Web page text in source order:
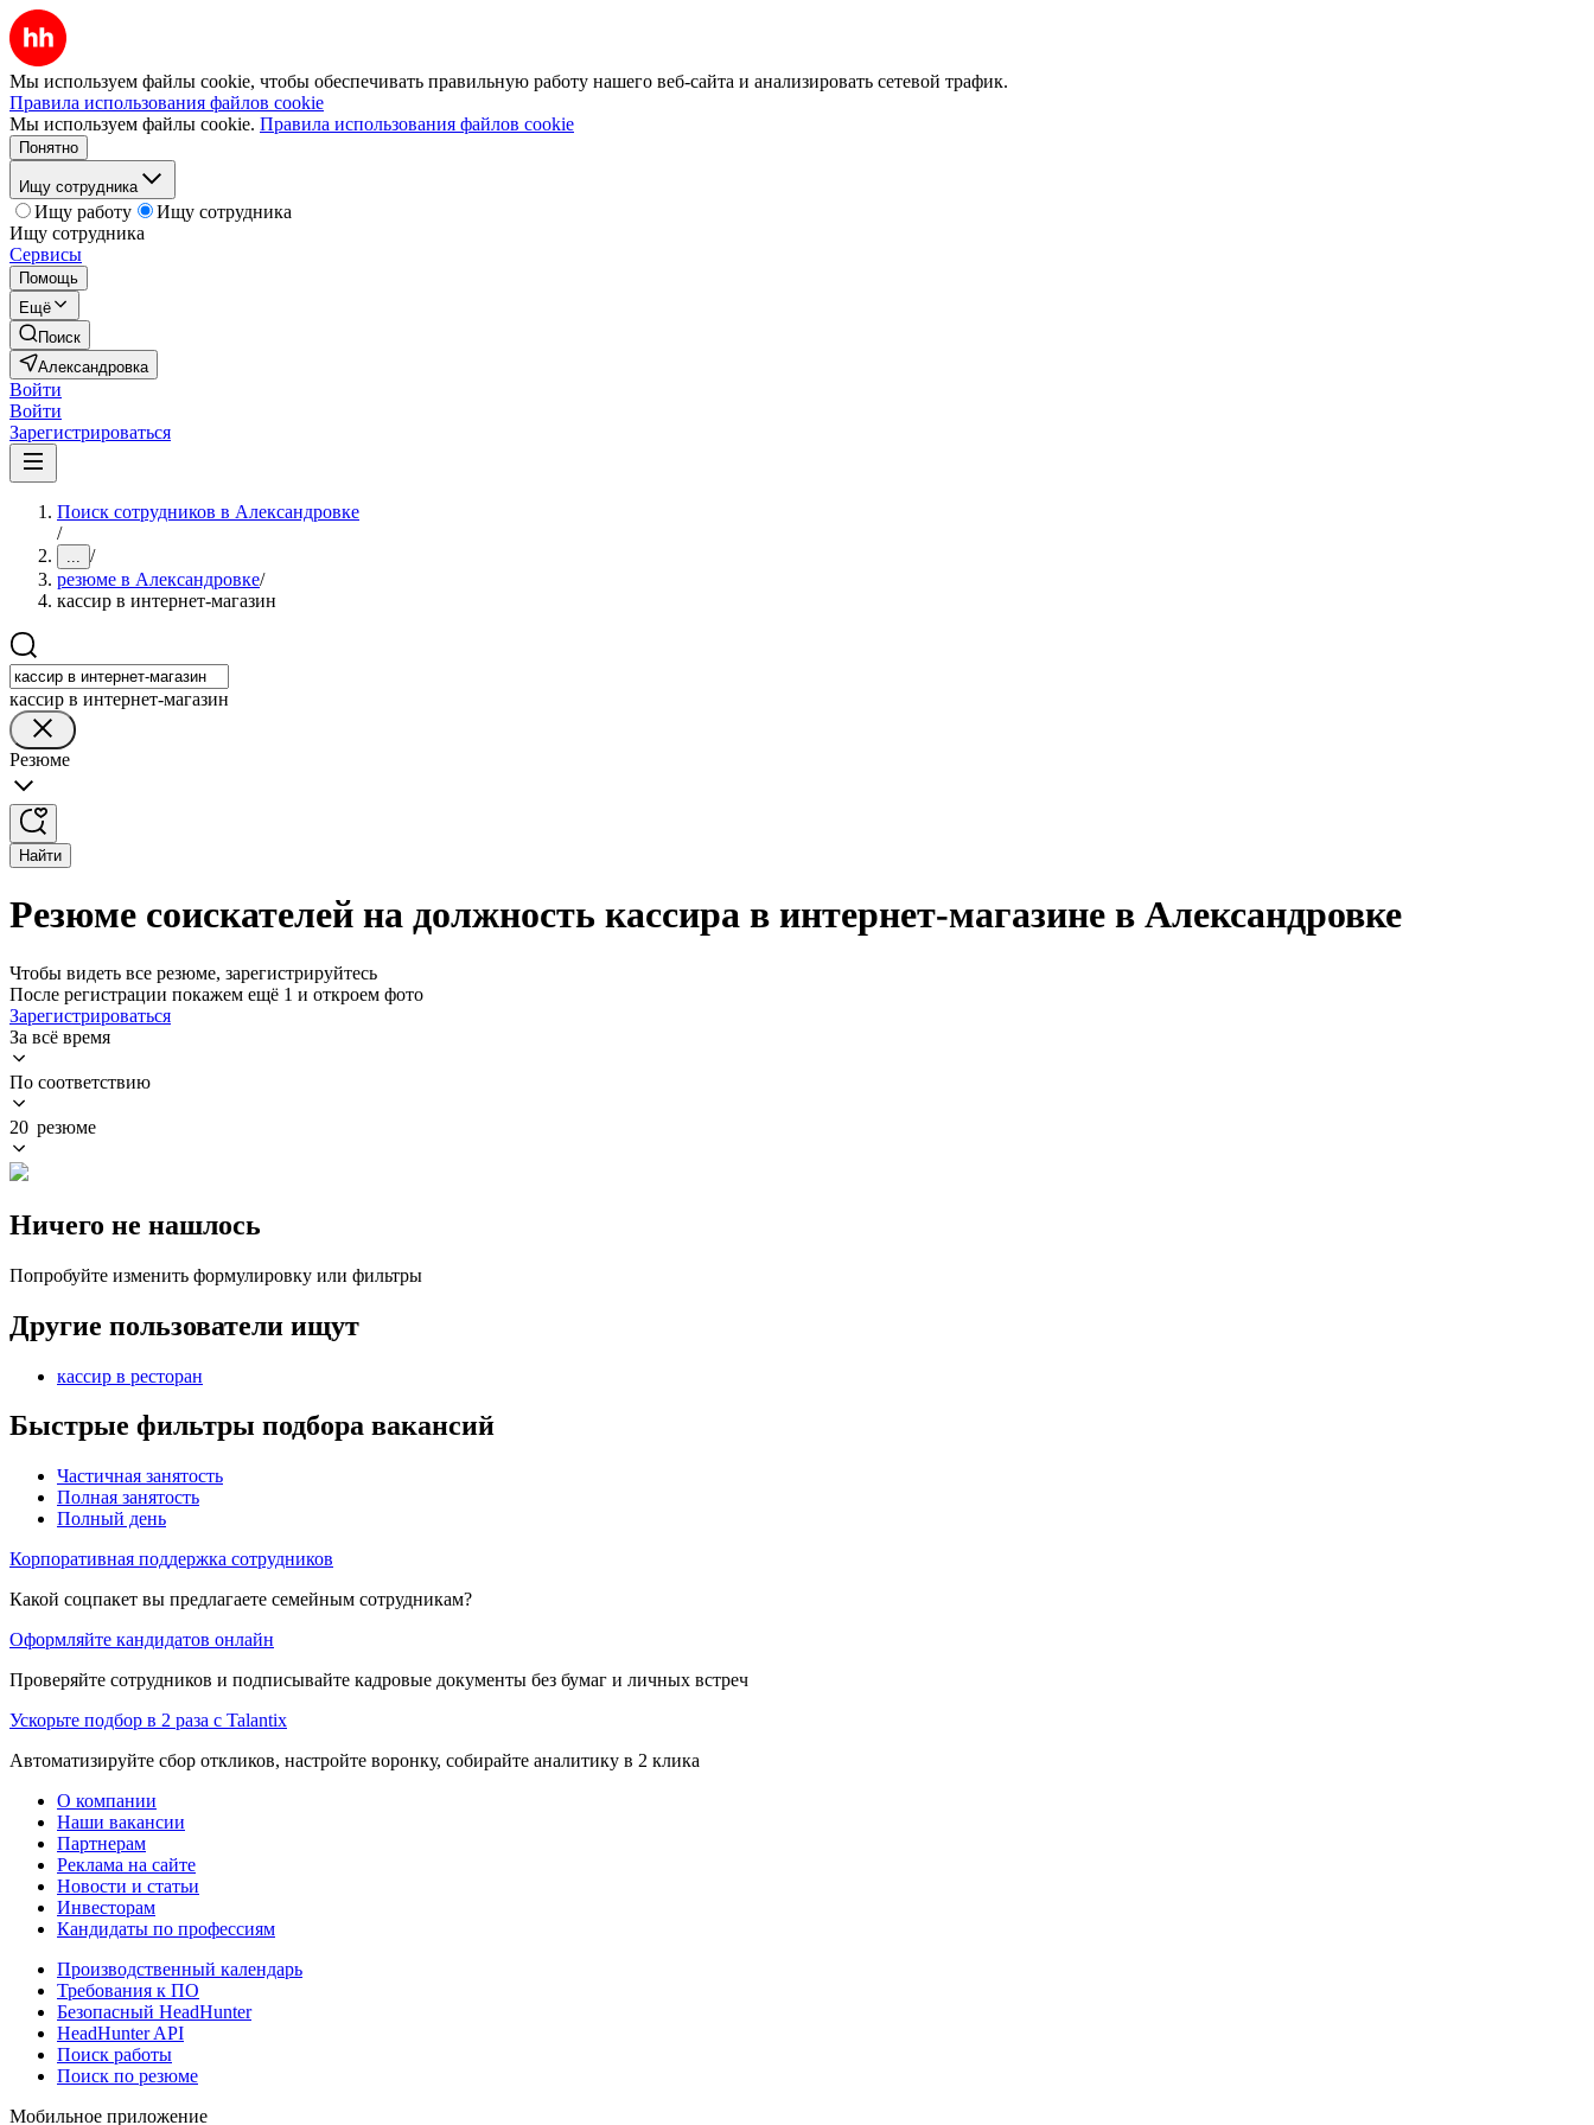
Мы используем файлы cookie, чтобы обеспечивать правильную работу нашего веб-сайта и анализировать сетевой трафик.
Правила использования файлов cookie
Мы используем файлы cookie. Правила использования файлов cookie
Понятно
Ищу сотрудника
Ищу работу
Ищу сотрудника
Ищу сотрудника
Сервисы
Помощь
Ещё
Поиск
Александровка
Войти
Войти
Зарегистрироваться
Поиск сотрудников в Александровке
/
... /
резюме в Александровке/
кассир в интернет-магазин
кассир в интернет-магазин
Резюме
Найти
Резюме соискателей на должность кассира в интернет-магазине в Александровке
Чтобы видеть все резюме, зарегистрируйтесь
После регистрации покажем ещё 1 и откроем фото
Зарегистрироваться
За всё время
По соответствию
20 резюме
Ничего не нашлось
Попробуйте изменить формулировку или фильтры
Другие пользователи ищут
кассир в ресторан
Быстрые фильтры подбора вакансий
Частичная занятость
Полная занятость
Полный день
Корпоративная поддержка сотрудников
Какой соцпакет вы предлагаете семейным сотрудникам?
Оформляйте кандидатов онлайн
Проверяйте сотрудников и подписывайте кадровые документы без бумаг и личных встреч
Ускорьте подбор в 2 раза с Talantix
Автоматизируйте сбор откликов, настройте воронку, собирайте аналитику в 2 клика
О компании
Наши вакансии
Партнерам
Реклама на сайте
Новости и статьи
Инвесторам
Кандидаты по профессиям
Производственный календарь
Требования к ПО
Безопасный HeadHunter
HeadHunter API
Поиск работы
Поиск по резюме
Мобильное приложение